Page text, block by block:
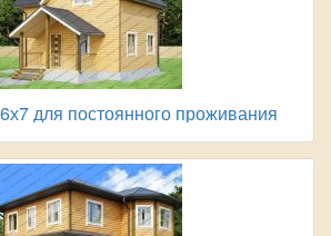
для постоянного проживания